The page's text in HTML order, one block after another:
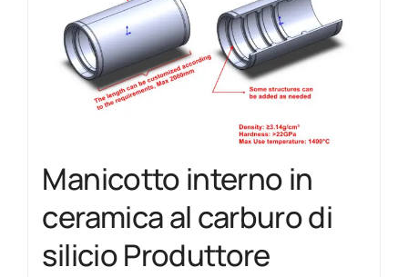
Manicotto interno in
ceramica al carburo di
silicio Produttore